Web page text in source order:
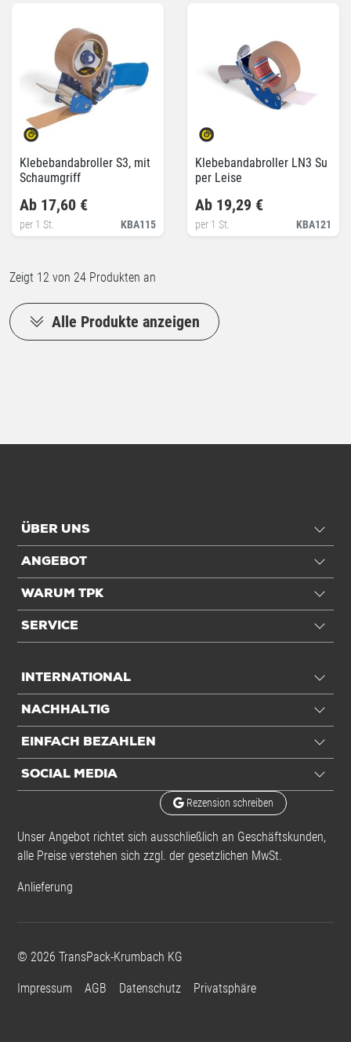
Klebebandabroller S3, mit
Schaumgriff
KBA115
Ab 17,60 €
per 1 St.
Klebebandabroller LN3 Su
per Leise
KBA121
Ab 19,29 €
per 1 St.
Zeigt 12 von 24 Produkten an
Alle Produkte anzeigen
ÜBER UNS
ANGEBOT
WARUM TPK
SERVICE
INTERNATIONAL
NACHHALTIG
EINFACH BEZAHLEN
SOCIAL MEDIA
Rezension schreiben
Unser Angebot richtet sich ausschließlich an Geschäftskunden,
alle Preise verstehen sich zzgl. der gesetzlichen MwSt.
Anlieferung
© 2026 TransPack-Krumbach KG
Impressum AGB Datenschutz Privatsphäre